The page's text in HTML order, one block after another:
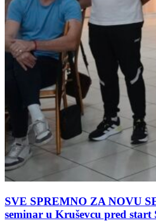
SVE SPREMNO ZA NOVU
seminar u Kruševcu pred start